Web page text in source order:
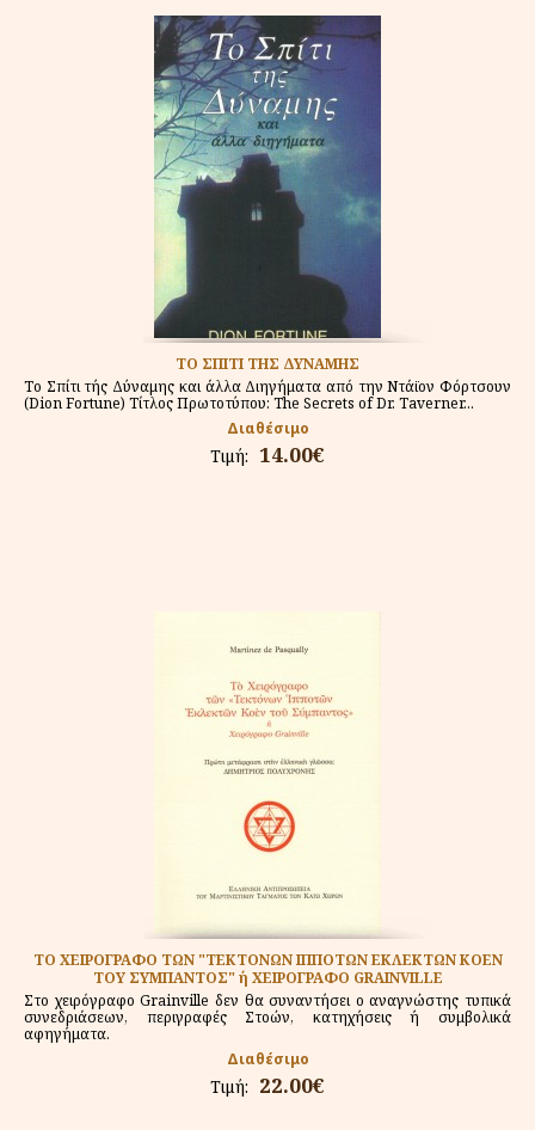
ΤΟ ΣΠΙΤΙ ΤΗΣ ΔΥΝΑΜΗΣ
Το Σπίτι τής Δύναμης και άλλα Διηγήματα από την Ντάϊον Φόρτσουν
(Dion Fortune) Τίτλος Πρωτοτύπου: The Secrets of Dr. Taverner...
Διαθέσιμο
Τιμή: 14.00€
ΤΟ ΧΕΙΡΟΓΡΑΦΟ ΤΩΝ "ΤΕΚΤΟΝΩΝ ΙΠΠΟΤΩΝ ΕΚΛΕΚΤΩΝ ΚΟΕΝ
ΤΟΥ ΣΥΜΠΑΝΤΟΣ" ή ΧΕΙΡΟΓΡΑΦΟ GRAINVILLE
Στο χειρόγραφο Grainville δεν θα συναντήσει ο αναγνώστης τυπικά
συνεδριάσεων, περιγραφές Στοών, κατηχήσεις ή συμβολικά
αφηγήματα.
Διαθέσιμο
Τιμή: 22.00€